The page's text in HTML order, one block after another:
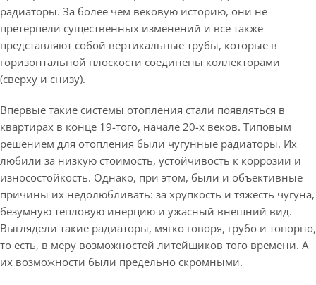
радиаторы. За более чем вековую историю, они не
претерпели существенных изменений и все также
представляют собой вертикальные трубы, которые в
горизонтальной плоскости соединены коллекторами
(сверху и снизу).
Впервые такие системы отопления стали появляться в
квартирах в конце 19-того, начале 20-х веков. Типовым
решением для отопления были чугунные радиаторы. Их
любили за низкую стоимость, устойчивость к коррозии и
износостойкость. Однако, при этом, были и объективные
причины их недолюбливать: за хрупкость и тяжесть чугуна,
безумную тепловую инерцию и ужасный внешний вид.
Выглядели такие радиаторы, мягко говоря, грубо и топорно,
то есть, в меру возможностей литейщиков того времени. А
их возможности были предельно скромными.